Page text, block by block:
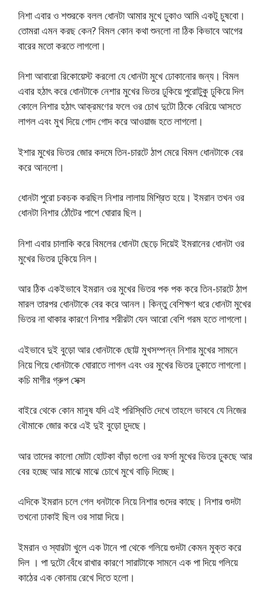
নিশা এবার ও শশুরকে বলল ধোনটা আমার মুখে ঢুকাও আমি একটু চুষবো।
তোমরা এমন করছ কেন? বিমল কোন কথা শুনলো না ঠিক কিভাবে আগের
বারের মতো করতে লাগলো।
নিশা আবারো রিকোয়েস্ট করলো যে ধোনটা মুখে ঢোকানোর জন্য। বিমল
এবার হঠাৎ করে ধোনটাকে নেশার মুখের ভিতর ঢুকিয়ে পুরোটুকু ঢুকিয়ে দিল
কোলে নিশার হঠাৎ আক্রমণের ফলে ওর চোখ দুটো ঠিকে বেরিয়ে আসতে
লাগল এবং মুখ দিয়ে গোদ গোদ করে আওয়াজ হতে লাগলো।
ইশার মুখের ভিতর জোর কদমে তিন-চারটে ঠাপ মেরে বিমল ধোনটাকে বের
করে আনলো।
ধোনটা পুরো চকচক করছিল নিশার লালায় মিশ্রিত হয়ে। ইমরান তখন ওর
ধোনটা নিশার ঠোঁটের পাশে ঘোরার ছিল।
নিশা এবার চালাকি করে বিমলের ধোনটা ছেড়ে দিয়েই ইমরানের ধোনটা ওর
মুখের ভিতর ঢুকিয়ে নিল।
আর ঠিক একইভাবে ইমরান ওর মুখের ভিতর পক পক করে তিন-চারটে ঠাপ
মারল তারপর ধোনটাকে বের করে আনল। কিন্তু বেশিক্ষণ ধরে ধোনটা মুখের
ভিতর না থাকার কারণে নিশার শরীরটা যেন আরো বেশি গরম হতে লাগলো।
এইভাবে দুই বুড়ো আর ধোনটাকে ছোট্ট মুখসম্পন্ন নিশার মুখের সামনে
নিয়ে গিয়ে ধোনটাকে ঘোরাতে লাগল এবং ওর মুখের ভিতর ঢুকাতে লাগলো।
কচি মাগীর গ্রুপ সেক্স
বাইরে থেকে কোন মানুষ যদি এই পরিস্থিতি দেখে তাহলে ভাববে যে নিজের
বৌমাকে জোর করে এই দুই বুড়ো চুদছে।
আর তাদের কালো মোটা হোটকা বাঁড়া গুলো ওর ফর্সা মুখের ভিতর ঢুকছে আর
বের হচ্ছে আর মাঝে মাঝে চোখে মুখে বাড়ি দিচ্ছে।
এদিকে ইমরান চলে গেল ধনটাকে নিয়ে নিশার গুদের কাছে। নিশার গুদটা
তখনো ঢাকাই ছিল ওর সায়া দিয়ে।
ইমরান ও স্যারটা খুলে এক টানে পা থেকে গলিয়ে গুদটা কেমন মুক্ত করে
দিল । পা দুটো বেঁধে রাখার কারণে সারাটাকে সামনে এক পা দিয়ে গলিয়ে
কাঠের এক কোনায় রেখে দিতে হলো।